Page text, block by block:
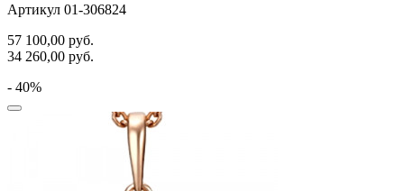
Артикул 01-306824
57 100,00 руб.
34 260,00 руб.
- 40%